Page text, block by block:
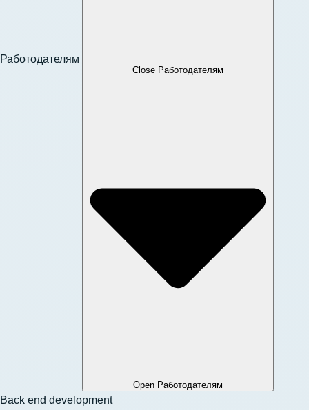
Работодателям
Close Работодателям
Open Работодателям
Back end development